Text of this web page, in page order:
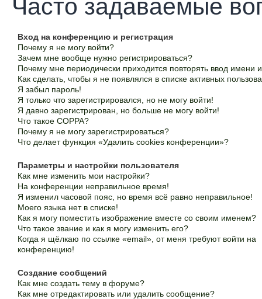
Часто задаваемые
Вход на конференцию и регистрация
Почему я не могу войти?
Зачем мне вообще нужно регистрироваться?
Почему мне периодически приходится повторять ввод имени
Как сделать, чтобы я не появлялся в списке активных
Я забыл пароль!
Я только что зарегистрировался, но не могу войти!
Я давно зарегистрирован, но больше не могу войти!
Что такое COPPA?
Почему я не могу зарегистрироваться?
Что делает функция «Удалить cookies конференции»?
Параметры и настройки пользователя
Как мне изменить мои настройки?
На конференции неправильное время!
Я изменил часовой пояс, но время всё равно неправильное!
Моего языка нет в списке!
Как я могу поместить изображение вместе со своим именем?
Что такое звание и как я могу изменить его?
Когда я щёлкаю по ссылке «email», от меня требуют войти на
конференцию!
Создание сообщений
Как мне создать тему в форуме?
Как мне отредактировать или удалить сообщение?